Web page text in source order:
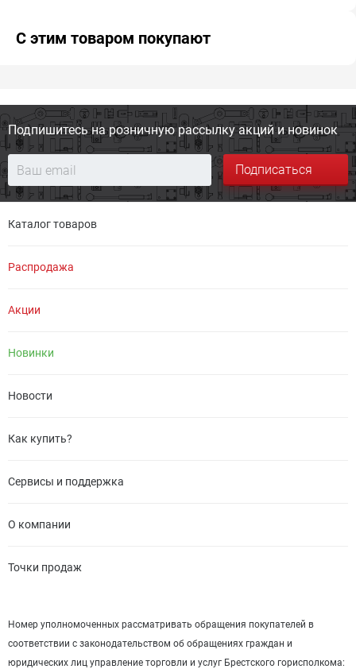
С этим товаром покупают
Подпишитесь на розничную рассылку акций и новинок
Подписаться
Каталог товаров
Распродажа
Акции
Новинки
Новости
Как купить?
Сервисы и поддержка
О компании
Точки продаж
Номер уполномоченных рассматривать обращения покупателей в
соответствии с законодательством об обращениях граждан и
юридических лиц управление торговли и услуг Брестского горисполкома: